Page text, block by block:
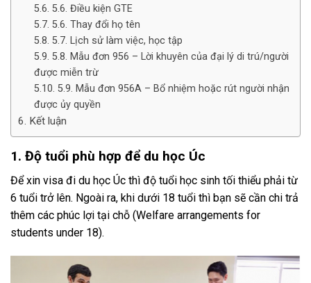
5.6. Điều kiện GTE
5.6. Thay đổi họ tên
5.7. Lịch sử làm việc, học tập
5.8. Mẫu đơn 956 – Lời khuyên của đại lý di trú/người
được miễn trừ
5.9. Mẫu đơn 956A – Bổ nhiệm hoặc rút người nhận
được ủy quyền
Kết luận
1. Độ tuổi phù hợp để du học Úc
Để xin visa đi du học Úc thì độ tuổi học sinh tối thiểu phải từ
6 tuổi trở lên. Ngoài ra, khi dưới 18 tuổi thì bạn sẽ cần chi trả
thêm các phúc lợi tại chỗ (Welfare arrangements for
students under 18).